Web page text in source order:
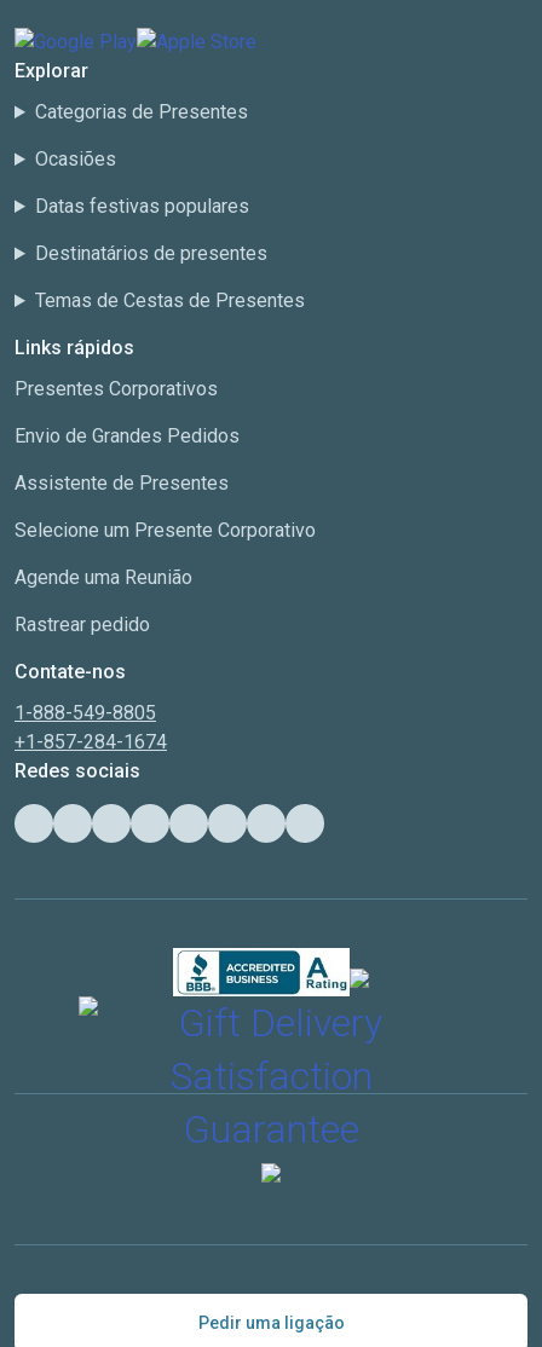
Explorar
Categorias de Presentes
Ocasiões
Datas festivas populares
Destinatários de presentes
Temas de Cestas de Presentes
Links rápidos
Presentes Corporativos
Envio de Grandes Pedidos
Assistente de Presentes
Selecione um Presente Corporativo
Agende uma Reunião
Rastrear pedido
Contate-nos
1-888-549-8805
+1-857-284-1674
Redes sociais
Pedir uma ligação